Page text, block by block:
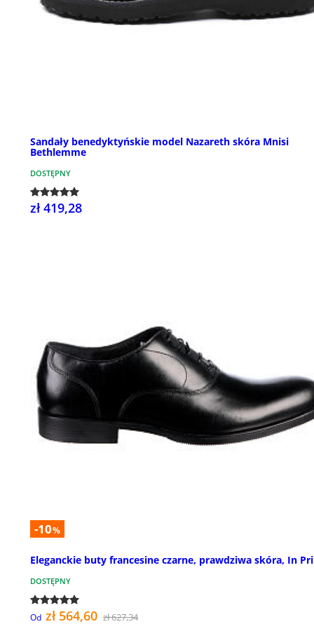
Sandały benedyktyńskie model Nazareth skóra Mnisi
Bethlemme
DOSTĘPNY
zł 419,28
-10%
Eleganckie buty francesine czarne, prawdziwa skóra, In
DOSTĘPNY
Od zł 564,60 zł 627,34